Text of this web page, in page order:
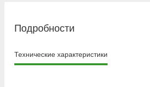
Подробности
Технические характеристики